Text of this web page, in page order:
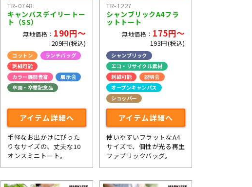
TR-0748
キャンバスデイリートー
ト（SS）
無地価格： 190円～
209円(税込)
コットン
ランチバッグ
刺繍可能
カラー展開豊富
展示会
卒園・卒業記念品
アイテム詳細へ
手軽なお出かけにぴった
りなサイズの、丈夫な10
オンスミニトート。
TR-1227
シャンブリックA4フラ
ットトート
無地価格： 175円～
193円(税込)
シャンブリック
エコ・リサイクル素材
刺繍可能
説明会
オープンキャンパス
ショッパー
アイテム詳細へ
使いやすいフラットなA4
サイズで、個性が光る再生
ファブリックバッグ。